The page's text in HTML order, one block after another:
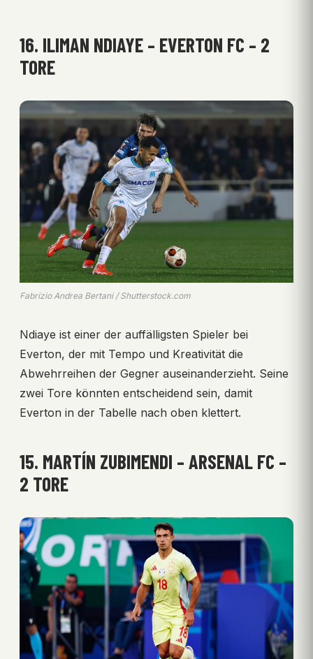
16. ILIMAN NDIAYE – EVERTON FC – 2
TORE
Fabrizio Andrea Bertani / Shutterstock.com
Ndiaye ist einer der auffälligsten Spieler bei
Everton, der mit Tempo und Kreativität die
Abwehrreihen der Gegner auseinanderzieht. Seine
zwei Tore könnten entscheidend sein, damit
Everton in der Tabelle nach oben klettert.
15. MARTÍN ZUBIMENDI – ARSENAL FC –
2 TORE